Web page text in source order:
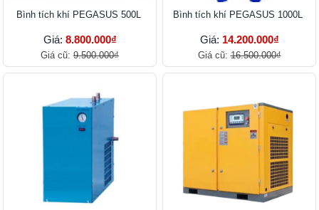
Bình tích khí PEGASUS 500L ​​​​​​​
Giá: 8.800.000₫
Giá cũ: 9.500.000₫
Bình tích khí PEGASUS 1000L
Giá: 14.200.000₫
Giá cũ:16.500.000₫